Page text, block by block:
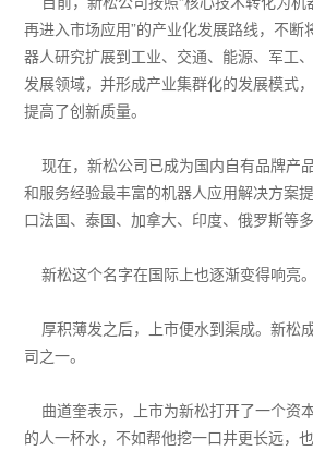
再进入市场应用”的产业化发展路线，不断
器人研究扩展到工业、交通、能源、军工
发展领域，并形成产业集群化的发展模式
提高了创新质量。
现在，新松公司已成为国内自有品牌产
和服务经验最丰富的机器人应用解决方案
口法国、泰国、加拿大、印度、俄罗斯等多
新松这个名字在国际上也逐渐变得响亮。
厚积薄发之后，上市便水到渠成。新松
司之一。
曲道奎表示，上市为新松打开了一个资
的人一杯水，不如帮他挖一口井更长远，